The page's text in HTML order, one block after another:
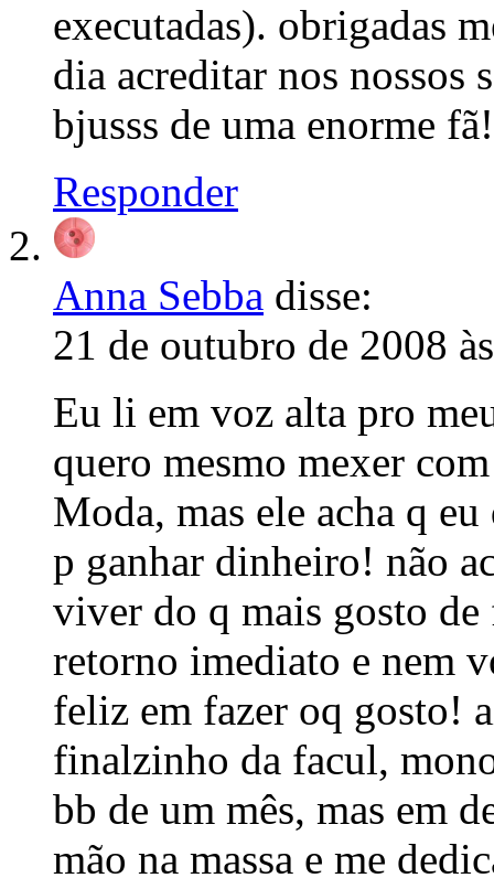
executadas). obrigadas
dia acreditar nos nossos
bjusss de uma enorme fã!
Responder
Anna Sebba disse:
21 de outubro de 2008
Eu li em voz alta pro
quero mesmo mexer
Moda, mas ele acha q
p ganhar dinheiro! não
viver do q mais gosto
retorno imediato e nem
feliz em fazer oq gosto!
finalzinho da facul,
bb de um mês, mas em
mão na massa e me